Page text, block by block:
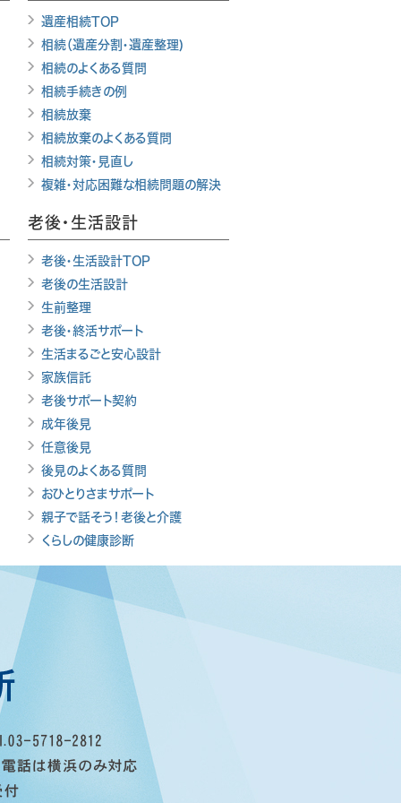
遺産相続TOP
相続（遺産分割・遺産整理)
相続のよくある質問
相続手続きの例
相続放棄
相続放棄のよくある質問
相続対策・見直し
複雑・対応困難な相続問題の解決
老後・生活設計
老後・生活設計TOP
老後の生活設計
生前整理
老後・終活サポート
生活まるごと安心設計
家族信託
老後サポート契約
成年後見
任意後見
後見のよくある質問
おひとりさまサポート
親子で話そう！老後と介護
くらしの健康診断